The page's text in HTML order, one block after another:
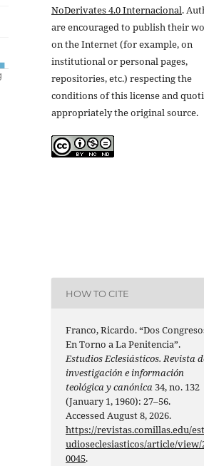
NoDerivates 4.0 Internacional.
are encouraged to publish their
on the Internet (for example, on
institutional or personal pages,
repositories, etc.) respecting the
conditions of this license and
appropriately the original source.
HOW TO CITE
Franco, Ricardo. “Dos
En Torno a La Penitencia”.
Estudios Eclesiásticos. Revista
investigación e información
teológica y canónica34, no. 132
(January 1, 1960): 27–56.
Accessed August 8, 2026.
https://revistas.comillas.edu/est
udioseclesiasticos/article/view/
0045.